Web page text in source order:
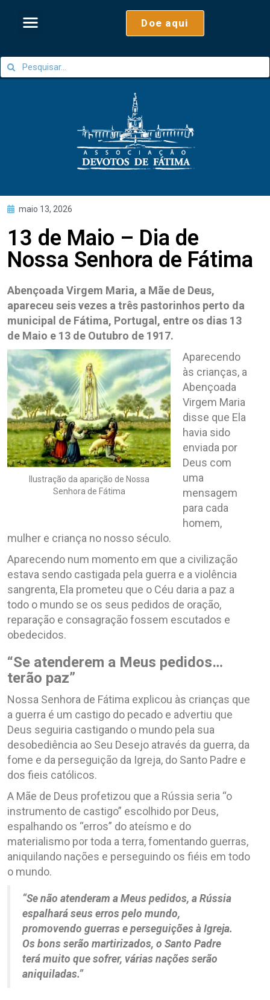
Doe aqui
maio 13, 2026
13 de Maio – Dia de
Nossa Senhora de Fátima
Abençoada Virgem Maria, a Mãe de Deus,
apareceu seis vezes a três pastorinhos perto da
municipal de Fátima, Portugal, entre os dias 13
de Maio e 13 de Outubro de 1917.
Ilustração da aparição de Nossa
Senhora de Fátima
Aparecendo
às crianças, a
Abençoada
Virgem Maria
disse que Ela
havia sido
enviada por
Deus com
uma
mensagem
para cada
homem,
mulher e criança no nosso século.
Aparecendo num momento em que a civilização
estava sendo castigada pela guerra e a violência
sangrenta, Ela prometeu que o Céu daria a paz a
todo o mundo se os seus pedidos de oração,
reparação e consagração fossem escutados e
obedecidos.
“Se atenderem a Meus pedidos…
terão paz”
Nossa Senhora de Fátima explicou às crianças que
a guerra é um castigo do pecado e advertiu que
Deus seguiria castigando o mundo pela sua
desobediência ao Seu Desejo através da guerra, da
fome e da perseguição da Igreja, do Santo Padre e
dos fieis católicos.
A Mãe de Deus profetizou que a Rússia seria “o
instrumento de castigo” escolhido por Deus,
espalhando os “erros” do ateísmo e do
materialismo por toda a terra, fomentando guerras,
aniquilando nações e perseguindo os fiéis em todo
o mundo.
“Se não atenderam a Meus pedidos, a Rússia
espalhará seus erros pelo mundo,
promovendo guerras e perseguições à Igreja.
Os bons serão martirizados, o Santo Padre
terá muito que sofrer, várias nações serão
aniquiladas.”